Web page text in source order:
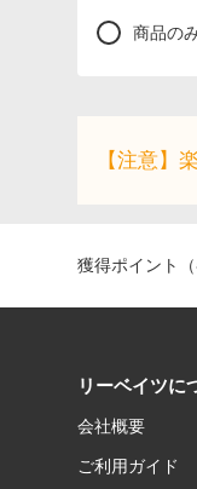
商品の
【注意】
獲得ポイント
リーベイツに
会社概要
ご利用ガイド